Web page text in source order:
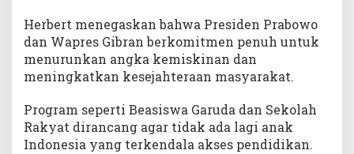
Herbert menegaskan bahwa Presiden Prabowo
dan Wapres Gibran berkomitmen penuh untuk
menurunkan angka kemiskinan dan
meningkatkan kesejahteraan masyarakat.
Program seperti Beasiswa Garuda dan Sekolah
Rakyat dirancang agar tidak ada lagi anak
Indonesia yang terkendala akses pendidikan.